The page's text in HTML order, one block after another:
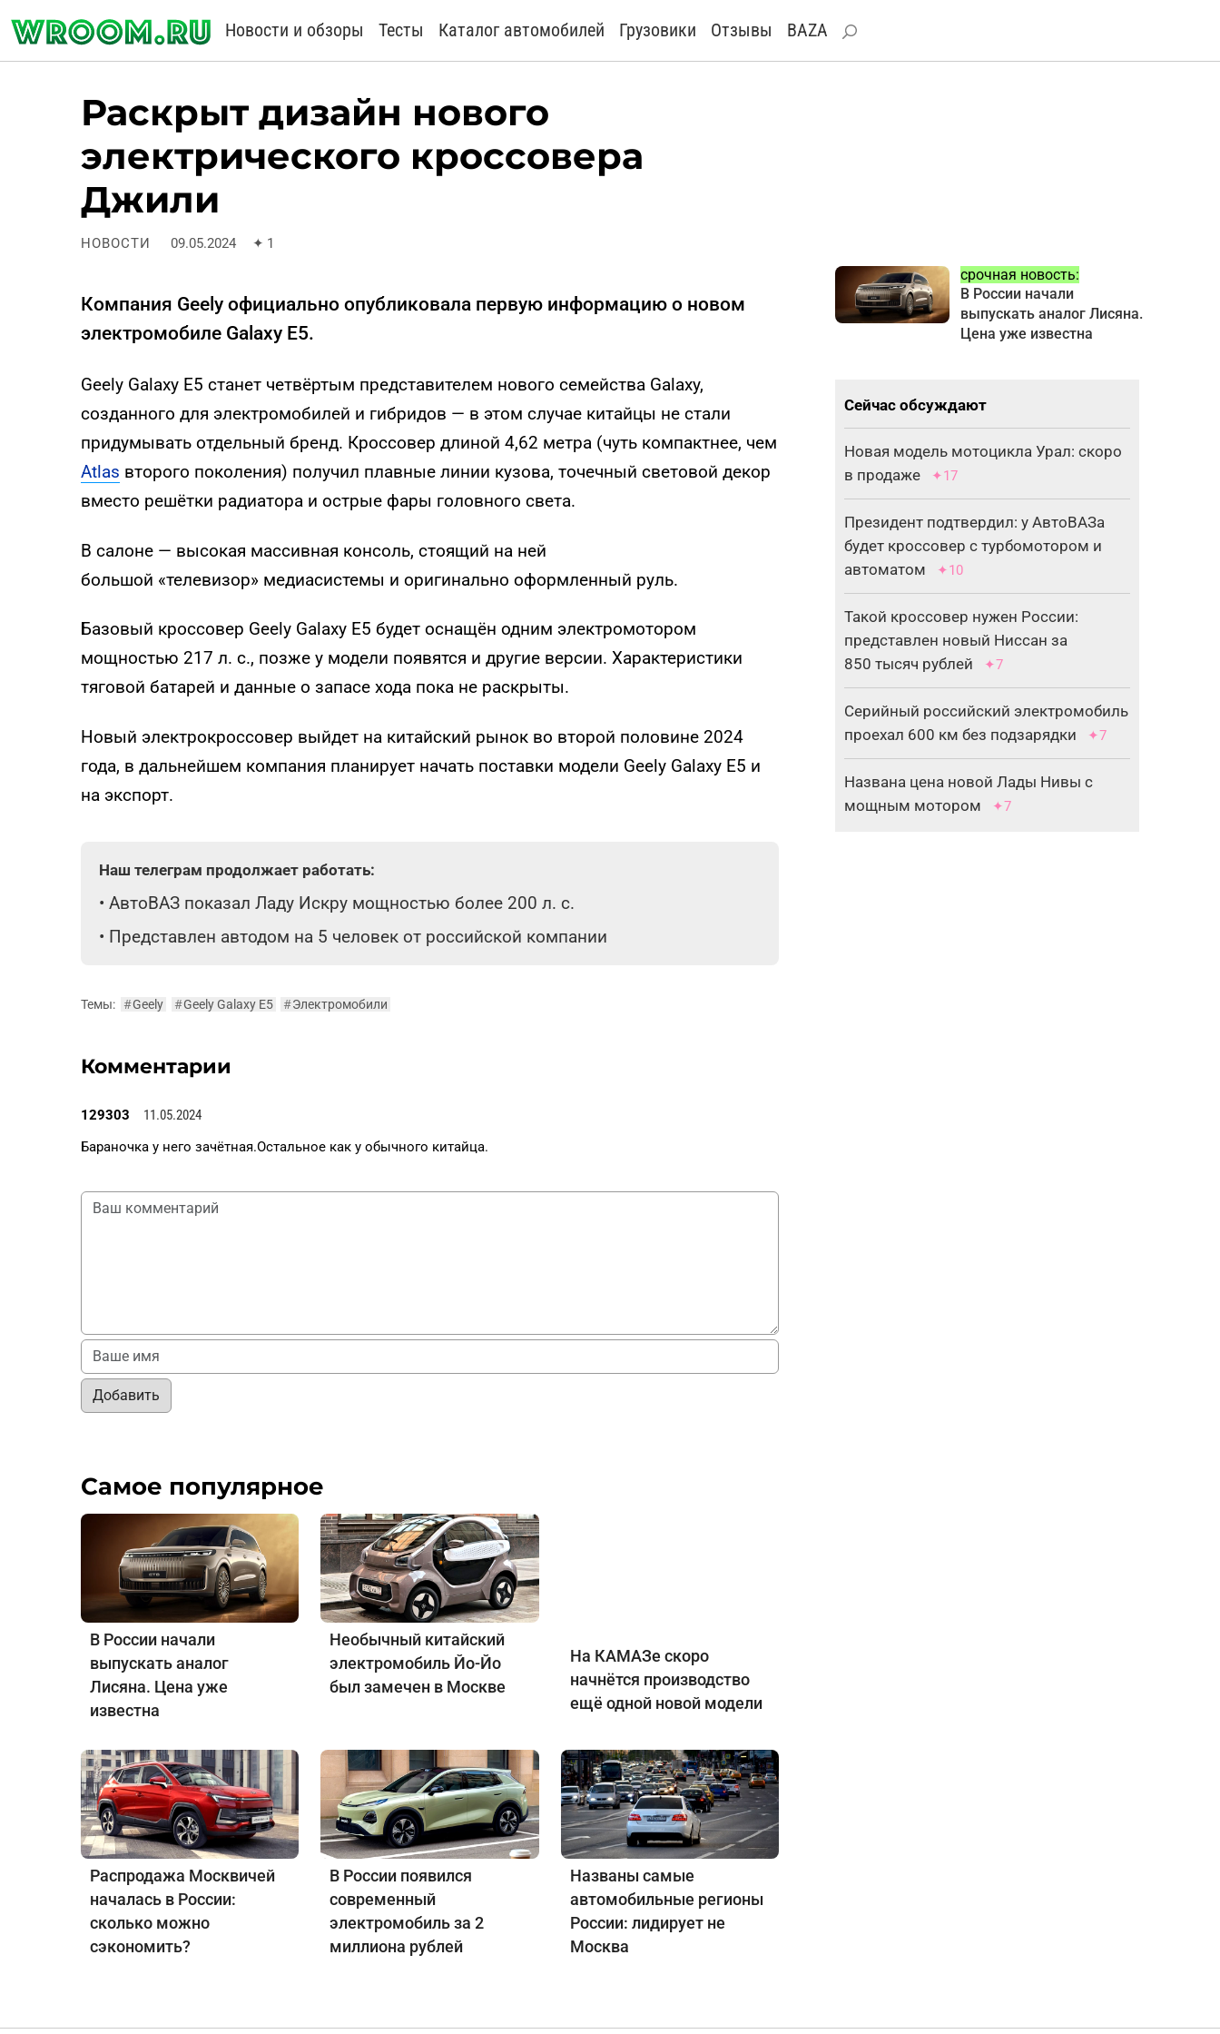
Новости и обзоры Тесты Каталог автомобилей Грузовики Отзывы BAZA
Раскрыт дизайн нового
электрического кроссовера
Джили
НОВОСТИ 09.05.2024 ✦ 1
Компания Geely официально опубликовала первую информацию о новом
электромобиле Galaxy E5.
Geely Galaxy E5 станет четвёртым представителем нового семейства Galaxy,
созданного для электромобилей и гибридов — в этом случае китайцы не стали
придумывать отдельный бренд. Кроссовер длиной 4,62 метра (чуть компактнее, чем
Atlas второго поколения) получил плавные линии кузова, точечный световой декор
вместо решётки радиатора и острые фары головного света.
В салоне — высокая массивная консоль, стоящий на ней
большой «телевизор» медиасистемы и оригинально оформленный руль.
Базовый кроссовер Geely Galaxy E5 будет оснащён одним электромотором
мощностью 217 л. с., позже у модели появятся и другие версии. Характеристики
тяговой батарей и данные о запасе хода пока не раскрыты.
Новый электрокроссовер выйдет на китайский рынок во второй половине 2024
года, в дальнейшем компания планирует начать поставки модели Geely Galaxy E5 и
на экспорт.
Наш телеграм продолжает работать:
• АвтоВАЗ показал Ладу Искру мощностью более 200 л. с.
• Представлен автодом на 5 человек от российской компании
Темы: #Geely #Geely Galaxy E5 #Электромобили
Комментарии
129303
11.05.2024
Бараночка у него зачётная.Остальное как у обычного китайца.
Добавить
Самое популярное
В России начали
выпускать аналог
Лисяна. Цена уже
известна
Необычный китайский
электромобиль Йо-Йо
был замечен в Москве
На КАМАЗе скоро
начнётся производство
ещё одной новой модели
Распродажа Москвичей
началась в России:
сколько можно
сэкономить?
В России появился
современный
электромобиль за 2
миллиона рублей
Названы самые
автомобильные регионы
России: лидирует не
Москва
срочная новость:
В России начали
выпускать аналог Лисяна.
Цена уже известна
Сейчас обсуждают
Новая модель мотоцикла Урал: скоро
в продаже
✦17
Президент подтвердил: у АвтоВАЗа
будет кроссовер с турбомотором и
автоматом
✦10
Такой кроссовер нужен России:
представлен новый Ниссан за
850 тысяч рублей
✦7
Серийный российский электромобиль
проехал 600 км без подзарядки
✦7
Названа цена новой Лады Нивы с
мощным мотором
✦7